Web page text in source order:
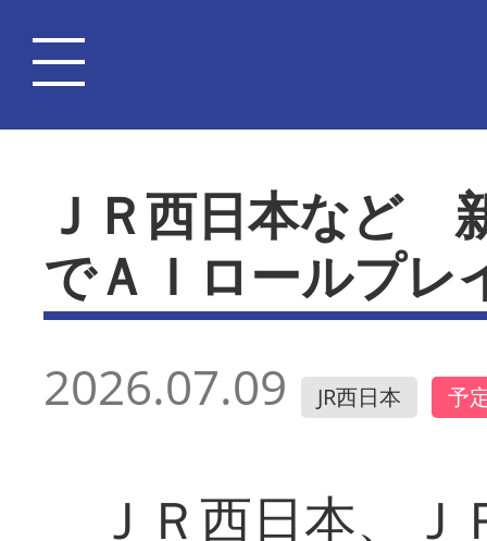
ＪＲ西日本など
でＡＩロールプレ
2026.07.09 JR西日本 予
ＪＲ西日本、Ｊ